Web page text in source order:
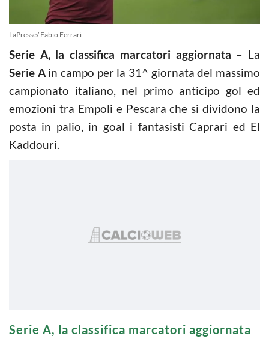
LaPresse/ Fabio Ferrari
Serie A, la classifica marcatori aggiornata – La
Serie Ain campo per la 31^ giornata del massimo
campionato italiano, nel primo anticipo gol ed
emozioni tra Empoli e Pescara che si dividono la
posta in palio, in goal i fantasisti Caprari ed El
Kaddouri.
Serie A, la classifica marcatori aggiornata